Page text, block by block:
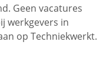
Geen vacatures
werkgevers in
op Techniekwerkt.